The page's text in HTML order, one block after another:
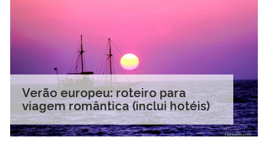
Verão europeu: roteiro para
viagem romântica (inclui hotéis)